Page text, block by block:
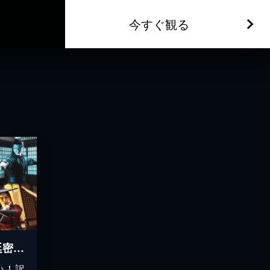
今すぐ観る
命がけブライダル～宮廷密使の花嫁は暗殺者～